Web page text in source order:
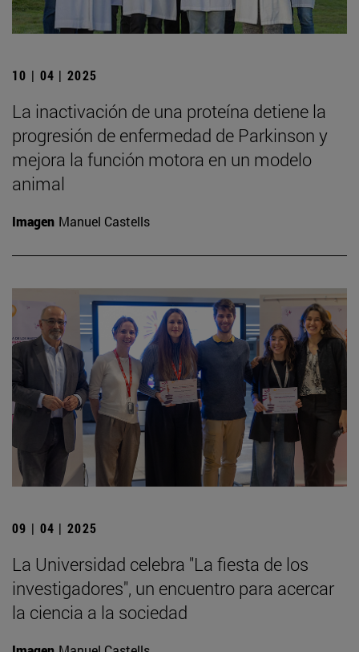
10 | 04 | 2025
La inactivación de una proteína detiene la
progresión de enfermedad de Parkinson y
mejora la función motora en un modelo
animal
Imagen Manuel Castells
09 | 04 | 2025
La Universidad celebra "La fiesta de los
investigadores", un encuentro para acercar
la ciencia a la sociedad